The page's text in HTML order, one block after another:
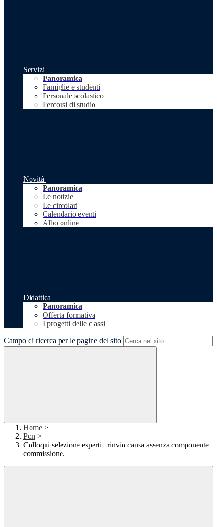
Servizi
Panoramica
Famiglie e studenti
Personale scolastico
Percorsi di studio
Novità
Panoramica
Le notizie
Le circolari
Calendario eventi
Albo online
Didattica
Panoramica
Offerta formativa
I progetti delle classi
Campo di ricerca per le pagine del sito
Home >
Pon >
Colloqui selezione esperti –rinvio causa assenza componente
commissione.